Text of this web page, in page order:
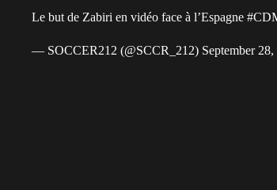
Le but de Zabiri en vidéo face à l’Espagne
— SOCCER212 (@SCCR_212) September